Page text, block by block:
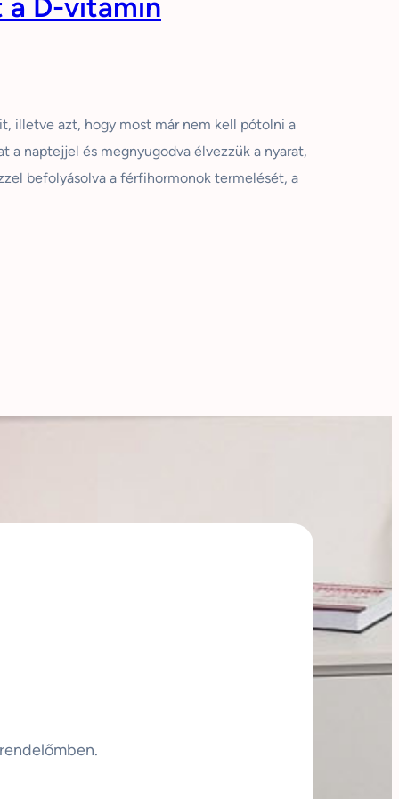
illetve azt, hogy most már nem kell pótolni a
a naptejjel és megnyugodva élvezzük a nyarat,
befolyásolva a férfihormonok termelését, a